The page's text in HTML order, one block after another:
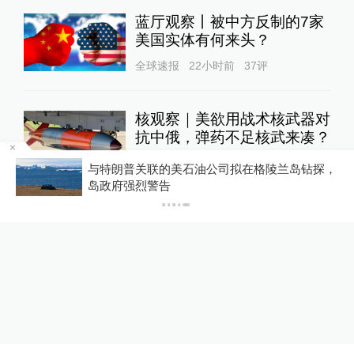
蓝厅观察丨被中方反制的7家
美国实体有何来头？
全球速报 22小时前 37评
核观察｜美欲用战术核武器对
抗中俄，弹药不足核武来凑？
澎湃防务 12小时前 69评
与特朗普关联的美石油公司拟在格陵兰岛钻探，
岛政府强烈警告